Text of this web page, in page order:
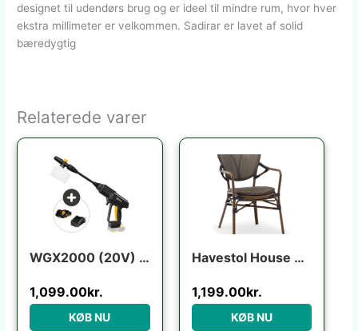
designet til udendørs brug og er ideel til mindre rum, hvor hver
ekstra millimeter er velkommen. Sadirar er lavet af solid
bæredygtig
Relaterede varer
WGX2000 (20V) m/batteri+lader
1,099.00kr.
KØB NU
Havestol House of Sander Colmar udendørs spisebordsstol i aluminium lysebrun med sorte detaljer H84ÃB56ÃL64 cm
1,199.00kr.
KØB NU